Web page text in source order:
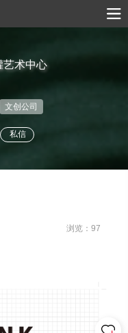
艺术中心
文创公司
私信
浏览：97